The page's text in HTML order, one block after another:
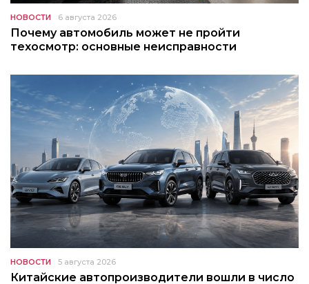
НОВОСТИ 6 августа 2026
Почему автомобиль может не пройти
техосмотр: основные неисправности
НОВОСТИ 5 августа 2026
Китайские автопроизводители вошли в число